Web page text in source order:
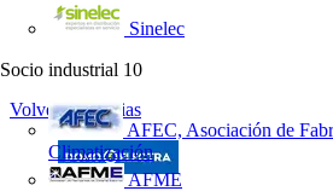
Sinelec
Socio industrial 10
AFEC, Asociación de
Climatización
AFME
Volver a Noticias